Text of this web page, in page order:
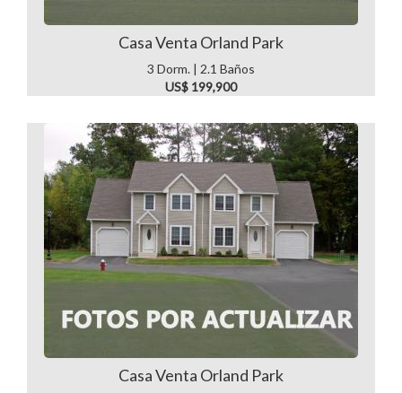
Casa Venta Orland Park
3 Dorm. | 2.1 Baños
US$ 199,900
Casa Venta Orland Park